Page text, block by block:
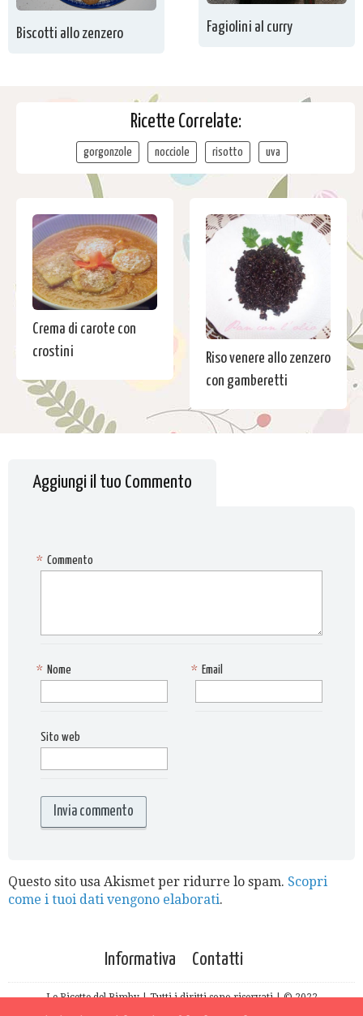
Biscotti allo zenzero Fagiolini al curry
Ricette Correlate:
gorgonzole nocciole risotto uva
Crema di carote con
crostini
Riso venere allo zenzero
con gamberetti
Aggiungi il tuo Commento
Commento
*
Nome
* Email
*
Sito web
Questo sito usa Akismet per ridurre lo spam. Scopri
come i tuoi dati vengono elaborati.
Informativa Contatti
Le Ricette del Bimby | Tutti i diritti sono riservati | © 2022